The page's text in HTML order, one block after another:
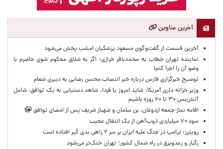
آخرین عناوین
آخرین قسمت از گفت‌وگوی مسعود پزشکیان امشب پخش می‌شود
نماینده تهران خطاب به محمدباقر خرازی: اگر به شلاق محکوم شوی حاضرم با
وضو آن را اجرا کنم!
توضیح خبرگزاری فارس درباره خبر انتصاب محسن رضایی به دبیری شعام
وزیر خزانه داری آمریکا: شاید امروز یا فردا، شاهد دستیابی به یک توافق، شامل
آتش‌بس ۳۰ تا ۶۰ روزه باشیم
اقامه نماز جمعه اردوغان، بن ‌سلمان و شهباز شریف پس از امضای توافق
سود ۷۰ میلیاردی ذوب‌آهن از یک انتقال عجیب
رویترز: ترامپ در جنگ علیه ایران بر سر ۲ راهی بدی گیر افتاده است
رگبار و رعدوبرق در راه شمال کشور؛ تهران خنک‌تر می‌شود